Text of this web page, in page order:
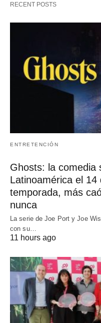
RECENT POSTS
ENTRETENCIÓN
Ghosts: la comedia
Latinoamérica el
temporada, más
nunca
La serie de Joe Port y Joe
con su…
11 hours ago